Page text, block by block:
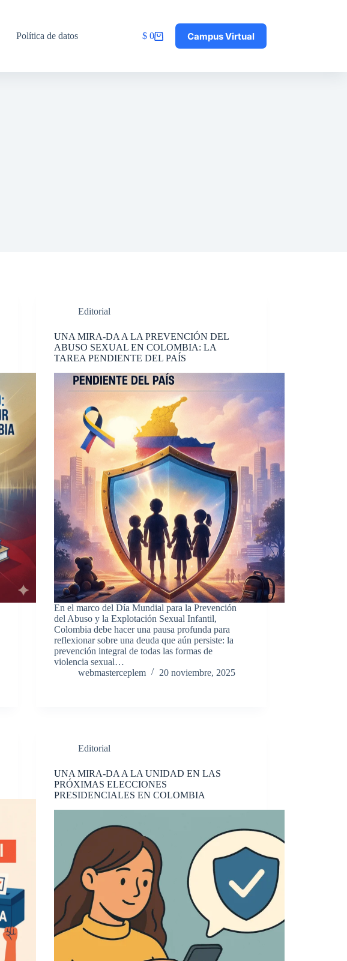
Política de datos $0 Campus Virtual
Editorial
UNA MIRA-DA A LA PREVENCIÓN DEL
ABUSO SEXUAL EN COLOMBIA: LA
TAREA PENDIENTE DEL PAÍS
En el marco del Día Mundial para la Prevención
del Abuso y la Explotación Sexual Infantil,
Colombia debe hacer una pausa profunda para
reflexionar sobre una deuda que aún persiste: la
prevención integral de todas las formas de
violencia sexual…
webmasterceplem
20 noviembre, 2025
Editorial
UNA MIRA-DA A LA UNIDAD EN LAS
PRÓXIMAS ELECCIONES
PRESIDENCIALES EN COLOMBIA